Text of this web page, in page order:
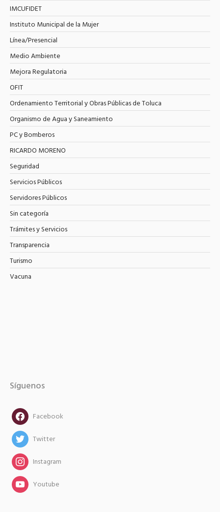
IMCUFIDET
Instituto Municipal de la Mujer
Línea/Presencial
Medio Ambiente
Mejora Regulatoria
OFIT
Ordenamiento Territorial y Obras Públicas de Toluca
Organismo de Agua y Saneamiento
PC y Bomberos
RICARDO MORENO
Seguridad
Servicios Públicos
Servidores Públicos
Sin categoría
Trámites y Servicios
Transparencia
Turismo
Vacuna
Síguenos
facebookFacebook
twitterTwitter
instagramInstagram
instagramYoutube